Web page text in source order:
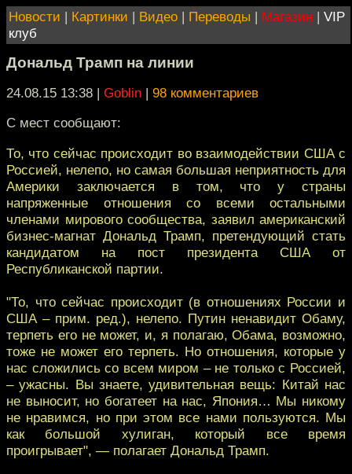
Новости | Картинки | Видео | Переводы | Магазин | VIP
клуб
Дональд Трамп на линии
24.08.15 13:38 | Goblin | 98 комментариев
C мест сообщают:
То, что сейчас происходит во взаимодействии США с
Россией, нелепо, но самая большая неприятность для
Америки заключается в том, что у страны
напряженные отношения со всеми остальными
членами мирового сообщества, заявил американский
бизнес-магнат Дональд Трамп, претендующий стать
кандидатом на пост президента США от
Республиканской партии.
"То, что сейчас происходит (в отношениях России и
США – прим. ред.), нелепо. Путин ненавидит Обаму,
терпеть его не может, и, я полагаю, Обама, возможно,
тоже не может его терпеть. Но отношения, которые у
нас сложились со всем миром – не только с Россией,
– ужасны. Вы знаете, удивительная вещь: Китай нас
не выносит, но богатеет на нас, Япония… Мы никому
не нравимся, но при этом все нами пользуются. Мы
как большой хулиган, который все время
проигрывает", — полагает Дональд Трамп.